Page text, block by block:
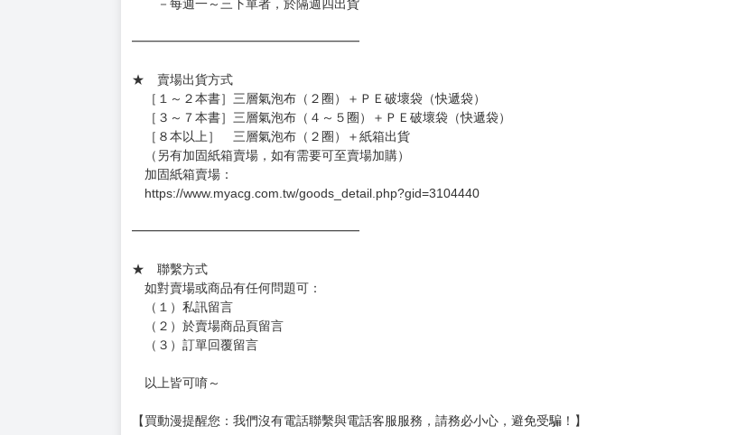
－每週一～三下單者，於隔週四出貨
━━━━━━━━━━━━━━━━━━
★ 賣場出貨方式
［１～２本書］三層氣泡布（２圈）＋ＰＥ破壞袋（快遞袋）
［３～７本書］三層氣泡布（４～５圈）＋ＰＥ破壞袋（快遞袋）
［８本以上］ 三層氣泡布（２圈）＋紙箱出貨
（另有加固紙箱賣場，如有需要可至賣場加購）
加固紙箱賣場：
https://www.myacg.com.tw/goods_detail.php?gid=3104440
━━━━━━━━━━━━━━━━━━
★ 聯繫方式
如對賣場或商品有任何問題可：
（１）私訊留言
（２）於賣場商品頁留言
（３）訂單回覆留言
以上皆可唷～
【買動漫提醒您：我們沒有電話聯繫與電話客服服務，請務必小心，避免受騙！】